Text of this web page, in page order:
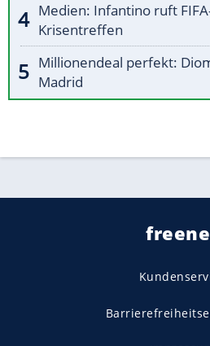
Medien: Infantino ruft
Krisentreffen
Millionendeal perfekt:
Madrid